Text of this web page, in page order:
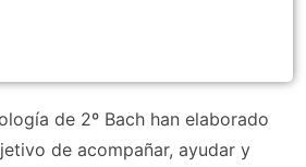
de 2º Bach han elaborado
de acompañar, ayudar y